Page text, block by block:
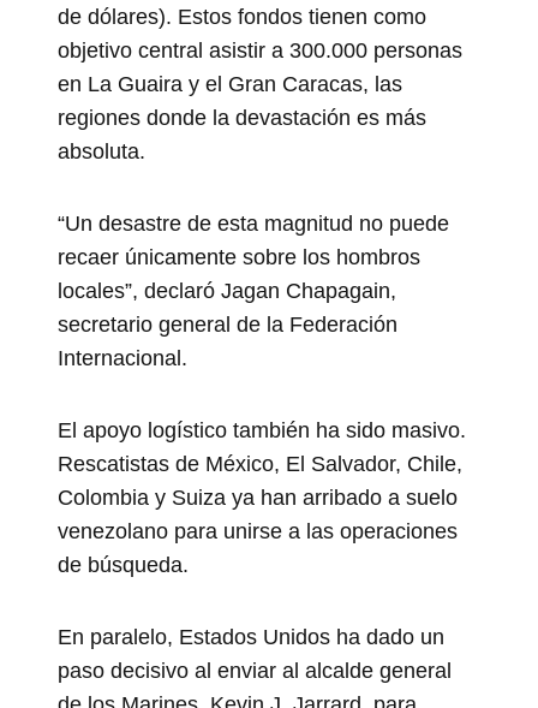
de dólares). Estos fondos tienen como
objetivo central asistir a 300.000 personas
en La Guaira y el Gran Caracas, las
regiones donde la devastación es más
absoluta.
“Un desastre de esta magnitud no puede
recaer únicamente sobre los hombros
locales”, declaró Jagan Chapagain,
secretario general de la Federación
Internacional.
El apoyo logístico también ha sido masivo.
Rescatistas de México, El Salvador, Chile,
Colombia y Suiza ya han arribado a suelo
venezolano para unirse a las operaciones
de búsqueda.
En paralelo, Estados Unidos ha dado un
paso decisivo al enviar al alcalde general